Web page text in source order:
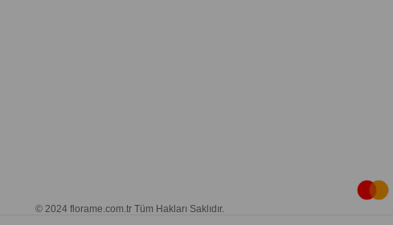
© 2024 florame.com.tr Tüm Hakları Saklıdır.